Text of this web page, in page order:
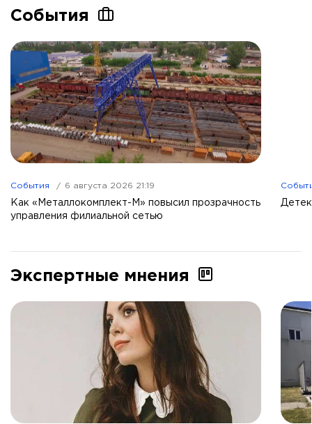
События
События 6 августа 2026 21:19
Как «Металлокомплект-М» повысил прозрачность
управления филиальной сетью
Экспертные мнения